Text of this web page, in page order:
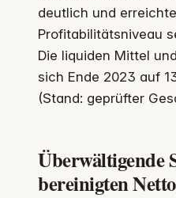
deutlich und
Profitabilitätsniveau
Die liquiden Mittel
sich Ende 2023 auf
(Stand: geprüfter
Überwältigende
bereinigten